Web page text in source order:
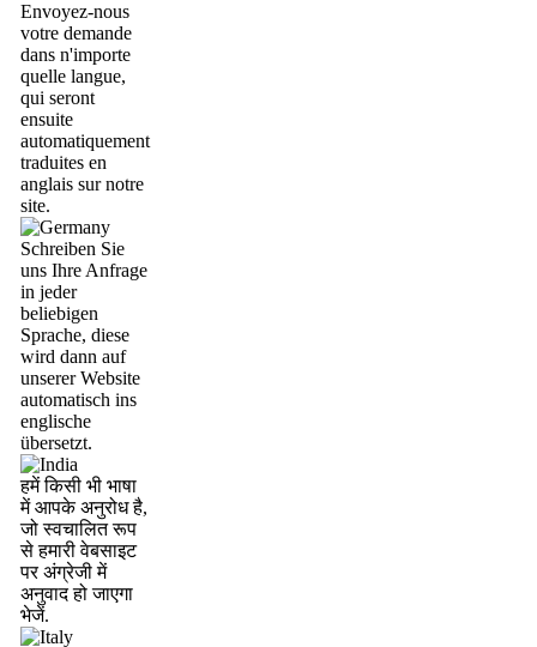
Envoyez-nous
votre demande
dans n'importe
quelle langue,
qui seront
ensuite
automatiquement
traduites en
anglais sur notre
site.
Schreiben Sie
uns Ihre Anfrage
in jeder
beliebigen
Sprache, diese
wird dann auf
unserer Website
automatisch ins
englische
übersetzt.
हमें किसी भी भाषा
में आपके अनुरोध है,
जो स्वचालित रूप
से हमारी वेबसाइट
पर अंग्रेजी में
अनुवाद हो जाएगा
भेजें.